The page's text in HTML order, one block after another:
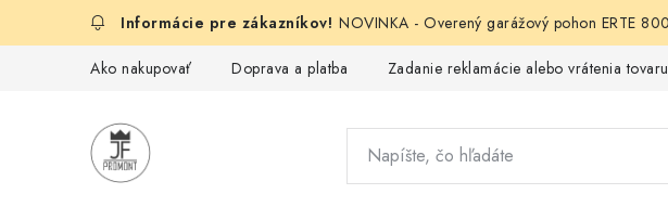
NOVINKA - Overený garážový pohon ERTE
Ako nakupovať Doprava a platba Zadanie reklamácie alebo vrátenia tovaru